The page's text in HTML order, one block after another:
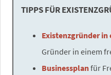
TIPPS FÜR
Existenzgründer in
Gründer in einem
Businessplanfür